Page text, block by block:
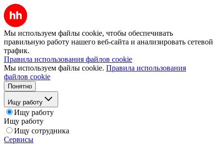
Мы используем файлы cookie, чтобы обеспечивать
правильную работу нашего веб-сайта и анализировать сетевой
трафик.
Правила использования файлов cookie
Мы используем файлы cookie. Правила использования
файлов cookie
Понятно
Ищу работу
Ищу работу
Ищу работу
Ищу сотрудника
Сервисы